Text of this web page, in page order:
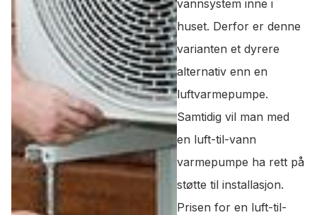
vannsystem inne i
huset. Derfor er denne
varianten et dyrere
alternativ enn en
luftvarmepumpe.
Samtidig vil man med
en luft-til-vann
varmepumpe ha rett på
støtte til installasjon.
Prisen for en luft-til-